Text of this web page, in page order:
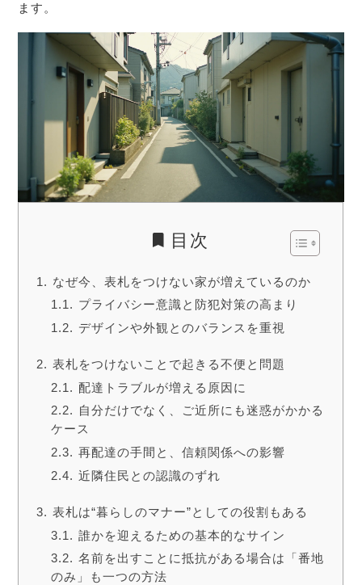
ます。
目次
なぜ今、表札をつけない家が増えているのか
プライバシー意識と防犯対策の高まり
デザインや外観とのバランスを重視
表札をつけないことで起きる不便と問題
配達トラブルが増える原因に
自分だけでなく、ご近所にも迷惑がかかる
ケース
再配達の手間と、信頼関係への影響
近隣住民との認識のずれ
表札は“暮らしのマナー”としての役割もある
誰かを迎えるための基本的なサイン
名前を出すことに抵抗がある場合は「番地
のみ」も一つの方法